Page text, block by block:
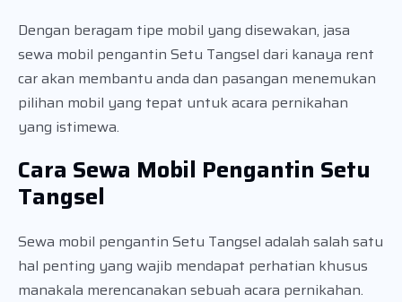
Dengan beragam tipe mobil yang disewakan, jasa
sewa mobil pengantin Setu Tangsel dari kanaya rent
car akan membantu anda dan pasangan menemukan
pilihan mobil yang tepat untuk acara pernikahan
yang istimewa.
Cara Sewa Mobil Pengantin Setu
Tangsel
Sewa mobil pengantin Setu Tangsel adalah salah satu
hal penting yang wajib mendapat perhatian khusus
manakala merencanakan sebuah acara pernikahan.